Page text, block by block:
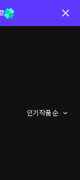
!
인기 작품 순